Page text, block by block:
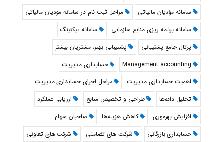
سامانه مؤدیان مالیاتی
مراحل ثبت نام در سامانه مودیان مالیاتی
سامانه برنامه ریزی منابع سازمانی
سامانه تیکتینگ
پرتال جامع پشتیبانی
پشتیبانی بهتر، مشتریان بیشتر
Management accounting
حسابداری مدیریت
اهمیت حسابداری مدیریت
مراحل اجرای حسابداری مدیریت
تحلیل داده‌ها
طراحی و تخصیص منابع
ارزیابی عملکرد
افزایش بهره‌وری
کاهش هزینه‌ها
صاحبان سهام
حسابداری بازرگانی
شرکت های تضامنی
شرکت های تعاونی